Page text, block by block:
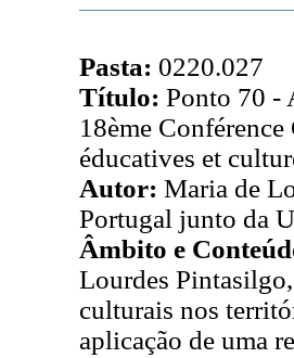
Pasta: 0220.027
Título: Ponto 70 -
18ème
éducatives et
Autor: Maria de
Portugal junto da
Âmbito e
Lourdes
culturais nos
aplicação de uma